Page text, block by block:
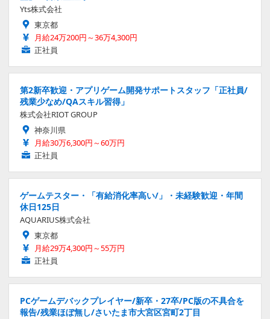
Yts株式会社
東京都
月給24万200円～36万4,300円
正社員
第2新卒歓迎・アプリゲーム開発サポートスタッフ「正社員/
残業少なめ/QAスキル習得」
株式会社RIOT GROUP
神奈川県
月給30万6,300円～60万円
正社員
ゲームテスター・「有給消化率高い/」・未経験歓迎・年間
休日125日
AQUARIUS株式会社
東京都
月給29万4,300円～55万円
正社員
PCゲームデバックプレイヤー/新卒・27卒/PC版の不具合を
報告/残業ほぼ無し/さいたま市大宮区宮町2丁目